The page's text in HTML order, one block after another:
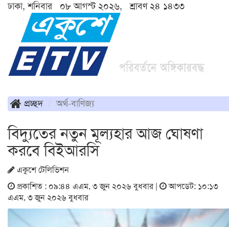
ঢাকা, শনিবার ০৮ আগস্ট ২০২৬, শ্রাবণ ২৪ ১৪৩৩
প্রচ্ছদ অর্থ-বাণিজ্য
বিদ্যুতের নতুন মূল্যহার আজ ঘোষণা
করবে বিইআরসি
একুশে টেলিভিশন
প্রকাশিত : ০৯:৪৪ এএম, ৩ জুন ২০২৬ বুধবার |
আপডেট: ১০:১৩
এএম, ৩ জুন ২০২৬ বুধবার